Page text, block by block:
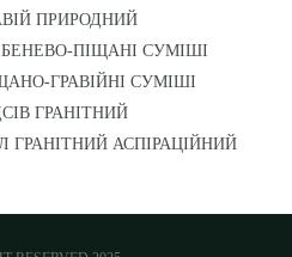
ПРИРОДНИЙ
ПІЩАНІ СУМІШІ
ГРАВІЙНІ СУМІШІ
ГРАНІТНИЙ
ГРАНІТНИЙ АСПІРАЦІЙНИЙ